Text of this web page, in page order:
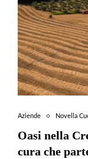
Aziende Novella
Oasi nella
cura che